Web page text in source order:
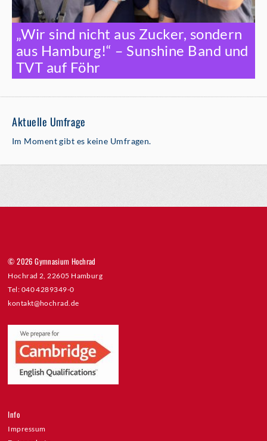
„Wir sind nicht aus Zucker, sondern
aus Hamburg!“ – Sunshine Band und
TVT auf Föhr
Aktuelle Umfrage
Im Moment gibt es keine Umfragen.
© 2026 Gymnasium Hochrad
Hochrad 2, 22605 Hamburg
Tel: 040 4289349-0
kontakt@hochrad.de
Info
Impressum